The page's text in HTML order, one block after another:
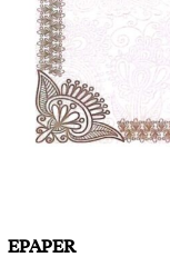
EPAPER